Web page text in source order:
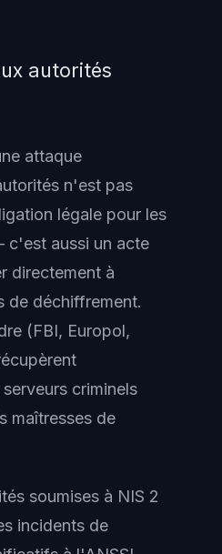
autorités
attaque
n'est pas
légale pour les
c'est aussi un acte
directement à
de déchiffrement.
(FBI, Europol,
criminels
maîtresses de
soumises à NIS 2
incidents de